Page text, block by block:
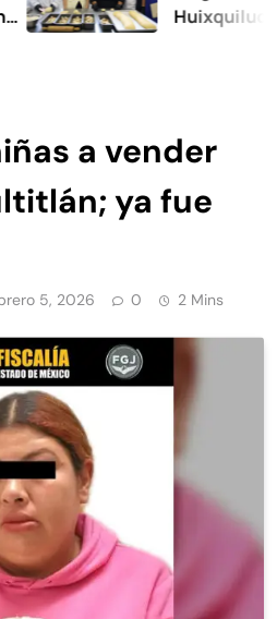
Huixquilucan
a vender
ya fue
5, 2026 0 2 Mins